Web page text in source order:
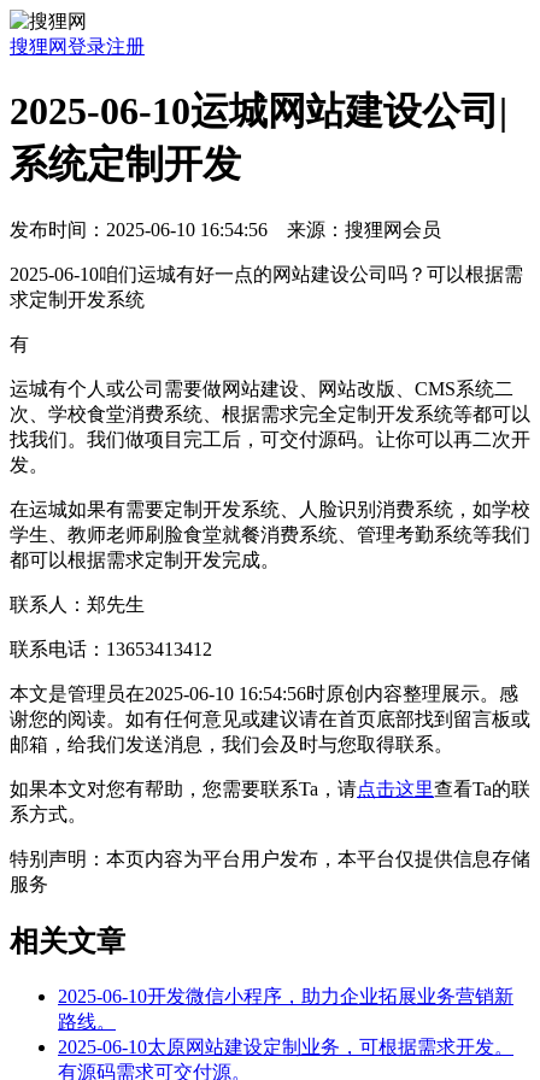
搜狸网登录注册
2025-06-10运城网站建设公司|
系统定制开发
发布时间：2025-06-10 16:54:56 来源：搜狸网会员
2025-06-10咱们运城有好一点的网站建设公司吗？可以根据需
求定制开发系统
有
运城有个人或公司需要做网站建设、网站改版、CMS系统二
次、学校食堂消费系统、根据需求完全定制开发系统等都可以
找我们。我们做项目完工后，可交付源码。让你可以再二次开
发。
在运城如果有需要定制开发系统、人脸识别消费系统，如学校
学生、教师老师刷脸食堂就餐消费系统、管理考勤系统等我们
都可以根据需求定制开发完成。
联系人：郑先生
联系电话：13653413412
本文是管理员在2025-06-10 16:54:56时原创内容整理展示。感
谢您的阅读。如有任何意见或建议请在首页底部找到留言板或
邮箱，给我们发送消息，我们会及时与您取得联系。
如果本文对您有帮助，您需要联系Ta，请点击这里查看Ta的联
系方式。
特别声明：本页内容为平台用户发布，本平台仅提供信息存储
服务
相关文章
2025-06-10开发微信小程序，助力企业拓展业务营销新
路线。
2025-06-10太原网站建设定制业务，可根据需求开发。
有源码需求可交付源。